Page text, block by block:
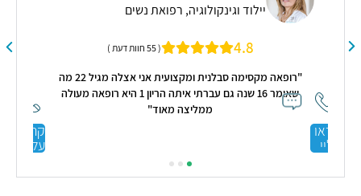
קראו
עליי
יילוד וגינקולוגיה, רפואת נשים
4.8 ( 55 חוות דעת )
"רופאה מקסימה סבלנית ומקצועית אני אצלה מגיל 22 מה
שאומר 16 שנה גם עברתי איתה הריון 1 היא רופאה מעולה
ממליצה מאוד"
קראו
עליי